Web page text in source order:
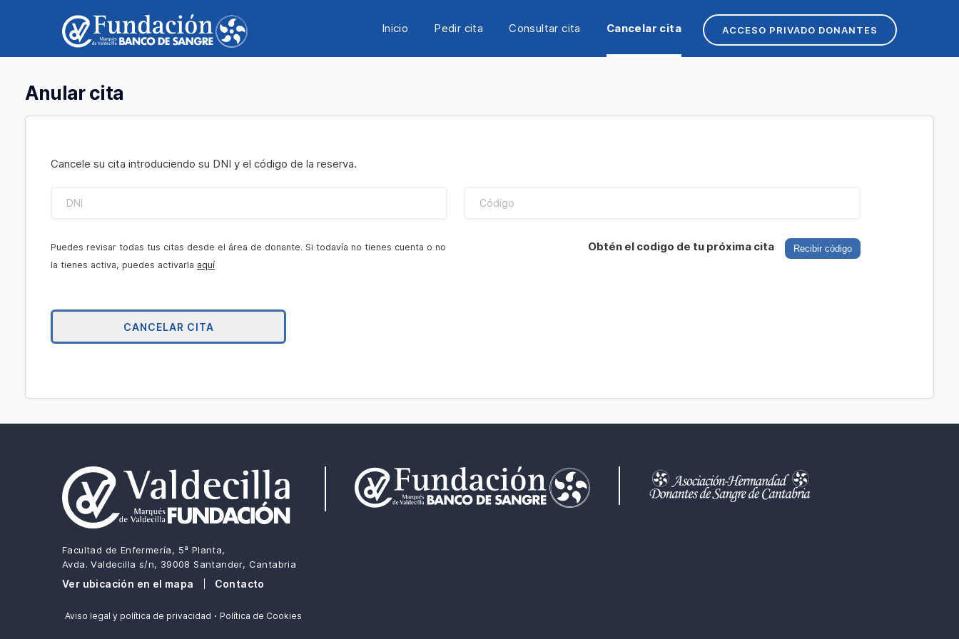
ACCESO PRIVADO DONANTES
Inicio Pedir cita Consultar cita Cancelar cita
Anular cita
Cancele su cita introduciendo su DNI y el código de la reserva.
DNI Código
Puedes revisar todas tus citas desde el área de donante. Si todavía no tienes cuenta o no
la tienes activa, puedes activarla aquí
Recibir código
Obtén el codigo de tu próxima cita
CANCELAR CITA
Facultad de Enfermería, 5ª Planta,
Avda. Valdecilla s/n, 39008 Santander, Cantabria
Ver ubicación en el mapa Contacto
Aviso legal y política de privacidad · Política de Cookies